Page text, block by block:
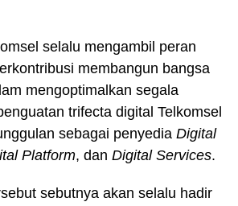
selalu mengambil peran
membangun bangsa
mengoptimalkan segala
trifecta digital Telkomsel
sebagai penyedia Digital
Platform, dan Digital Services.
sebutnya akan selalu hadir